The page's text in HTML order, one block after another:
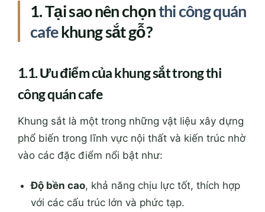
1. Tại sao nên chọnthi công quán
cafekhung sắt gỗ?
1.1. Ưu điểm của khung sắt trong thi
công quán cafe
Khung sắt là một trong những vật liệu xây dựng
phổ biến trong lĩnh vực nội thất và kiến trúc nhờ
vào các đặc điểm nổi bật như:
Độ bền cao, khả năng chịu lực tốt, thích hợp
với các cấu trúc lớn và phức tạp.